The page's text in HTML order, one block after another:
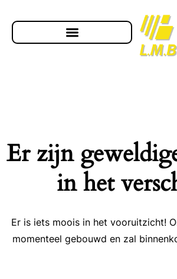
Er zijn
in het
Er is iets moois in het vooruitzicht!
momenteel gebouwd en zal